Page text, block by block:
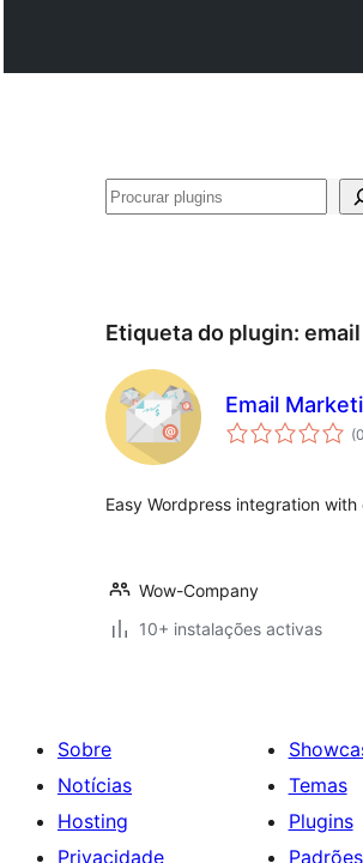
Pesquisar
Etiqueta do plugin:
Email
(0
Easy Wordpress integration
Wow-Company
10+ instalações activas
Sobre
Notícias
Hosting
Privacidade
Temas
Plugins
Padrões